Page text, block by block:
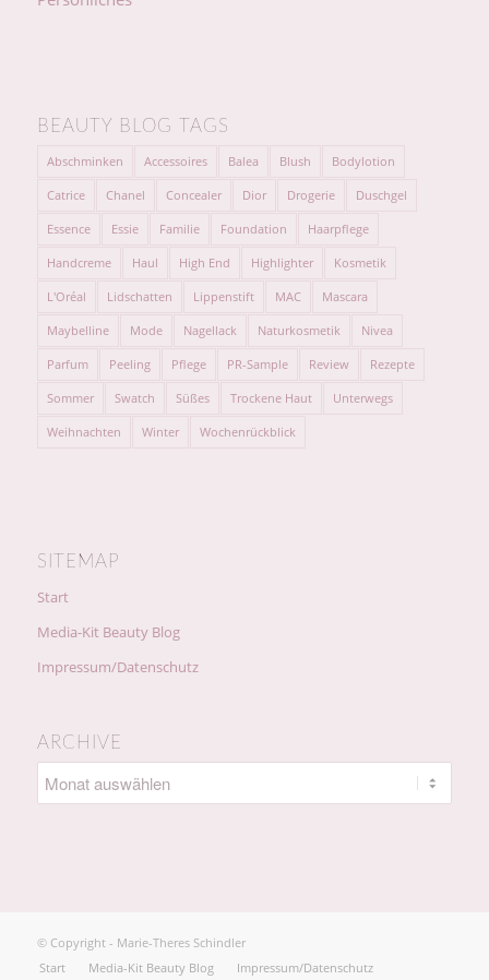
BEAUTY BLOG TAGS
Abschminken Accessoires Balea Blush Bodylotion
Catrice Chanel Concealer Dior Drogerie Duschgel
Essence Essie Familie Foundation Haarpflege
Handcreme Haul High End Highlighter Kosmetik
L'Oréal Lidschatten Lippenstift MAC Mascara
Maybelline Mode Nagellack Naturkosmetik Nivea
Parfum Peeling Pflege PR-Sample Review Rezepte
Sommer Swatch Süßes Trockene Haut Unterwegs
Weihnachten Winter Wochenrückblick
SITEMAP
Start
Media-Kit Beauty Blog
Impressum/Datenschutz
ARCHIVE
© Copyright - Marie-Theres Schindler
Start
Media-Kit Beauty Blog Impressum/Datenschutz